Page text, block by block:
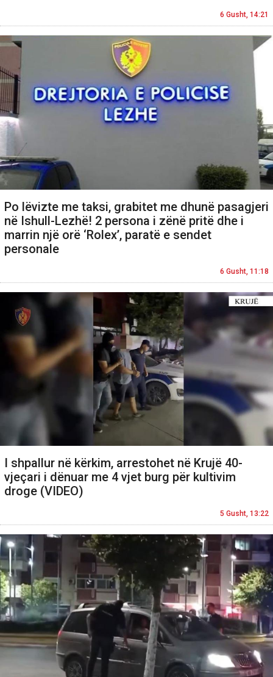
6 Gusht, 14:21
Po lëvizte me taksi, grabitet me dhunë pasagjeri
në Ishull-Lezhë! 2 persona i zënë pritë dhe i
marrin një orë ‘Rolex’, paratë e sendet
personale
6 Gusht, 11:18
I shpallur në kërkim, arrestohet në Krujë 40-
vjeçari i dënuar me 4 vjet burg për kultivim
droge (VIDEO)
5 Gusht, 13:22